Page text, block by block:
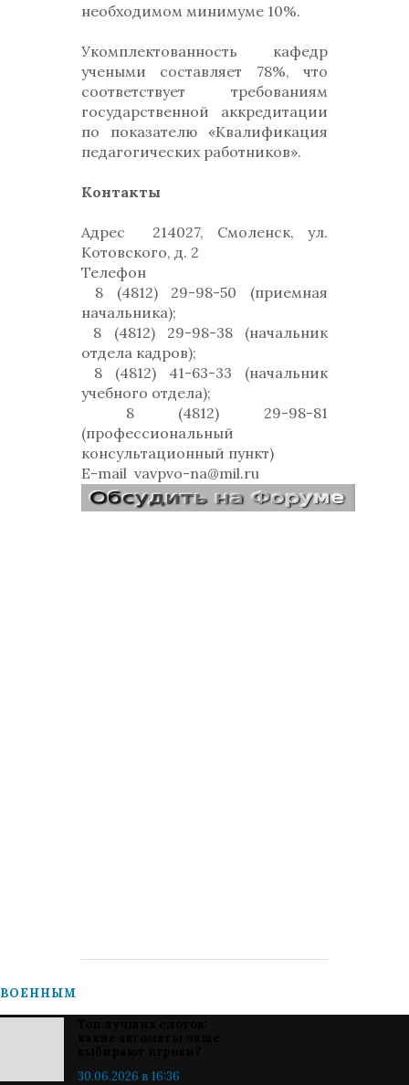
необходимом минимуме 10%.
Укомплектованность кафедр
учеными составляет 78%, что
соответствует требованиям
государственной аккредитации
по показателю «Квалификация
педагогических работников».
Контакты
Адрес
214027, Смоленск, ул.
Котовского, д. 2
Телефон
8 (4812) 29-98-50 (приемная
начальника);
8 (4812) 29-98-38 (начальник
отдела кадров);
8 (4812) 41-63-33 (начальник
учебного отдела);
8 (4812) 29-98-81
(профессиональный
консультационный пункт)
E-mail vavpvo-na@mil.ru
ВОЕННЫМ
30.06.2026 в 16:36